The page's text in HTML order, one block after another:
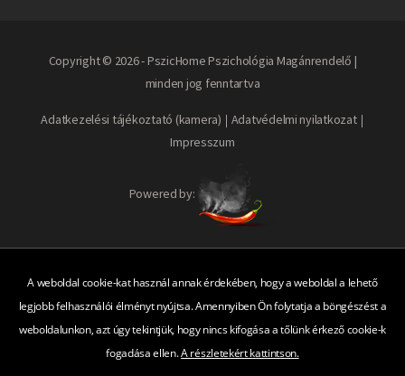
Copyright © 2026 - PszicHome Pszichológia Magánrendelő |
minden jog fenntartva
Adatkezelési tájékoztató (kamera)
Adatvédelmi nyilatkozat
Impresszum
Powered by:
A weboldal cookie-kat használ annak érdekében, hogy a weboldal a lehető
legjobb felhasználói élményt nyújtsa. Amennyiben Ön folytatja a böngészést a
weboldalunkon, azt úgy tekintjük, hogy nincs kifogása a tőlünk érkező cookie-k
fogadása ellen.A részletekért kattintson.